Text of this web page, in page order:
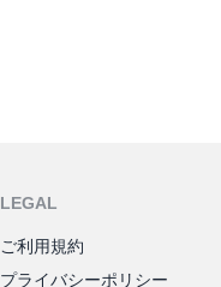
LEGAL
ご利用規約
プライバシーポリシー